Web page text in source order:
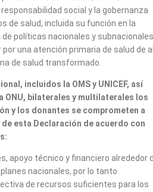
social y la gobernanza
de salud, incluida su función en la
políticas nacionales y
una atención primaria de salud de
de salud transformado.
incluidos la OMS y UNICEF, así
ONU, bilaterales y multilaterales los
y los donantes se comprometen a
esta Declaración de acuerdo con
apoyo técnico y financiero alrededor
nacionales, por lo tanto
de recursos suficientes para los